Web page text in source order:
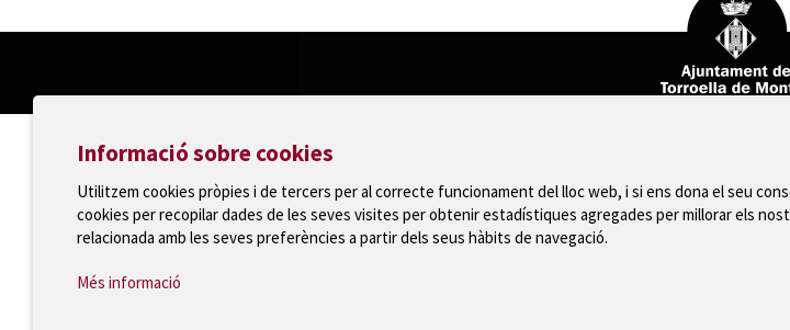
Informació sobre cookies
Utilitzem cookies pròpies i de tercers per al correcte funcionament del lloc web, i si ens dona el seu
cookies per recopilar dades de les seves visites per obtenir estadístiques agregades per millorar els
relacionada amb les seves preferències a partir dels seus hàbits de navegació.
Més informació